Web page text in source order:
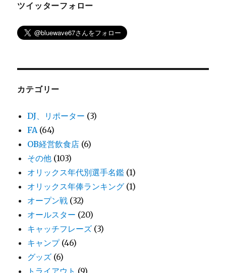
ツイッターフォロー
カテゴリー
DJ、リポーター (3)
FA(64)
OB経営飲食店 (6)
その他 (103)
オリックス年代別選手名鑑 (1)
オリックス年俸ランキング (1)
オープン戦 (32)
オールスター (20)
キャッチフレーズ (3)
キャンプ(46)
グッズ (6)